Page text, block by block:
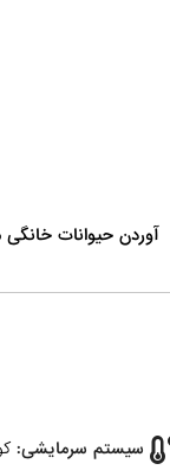
آوردن حیوانات
سیستم سرمایشی: